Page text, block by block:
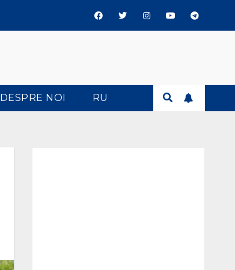
DESPRE NOI RU